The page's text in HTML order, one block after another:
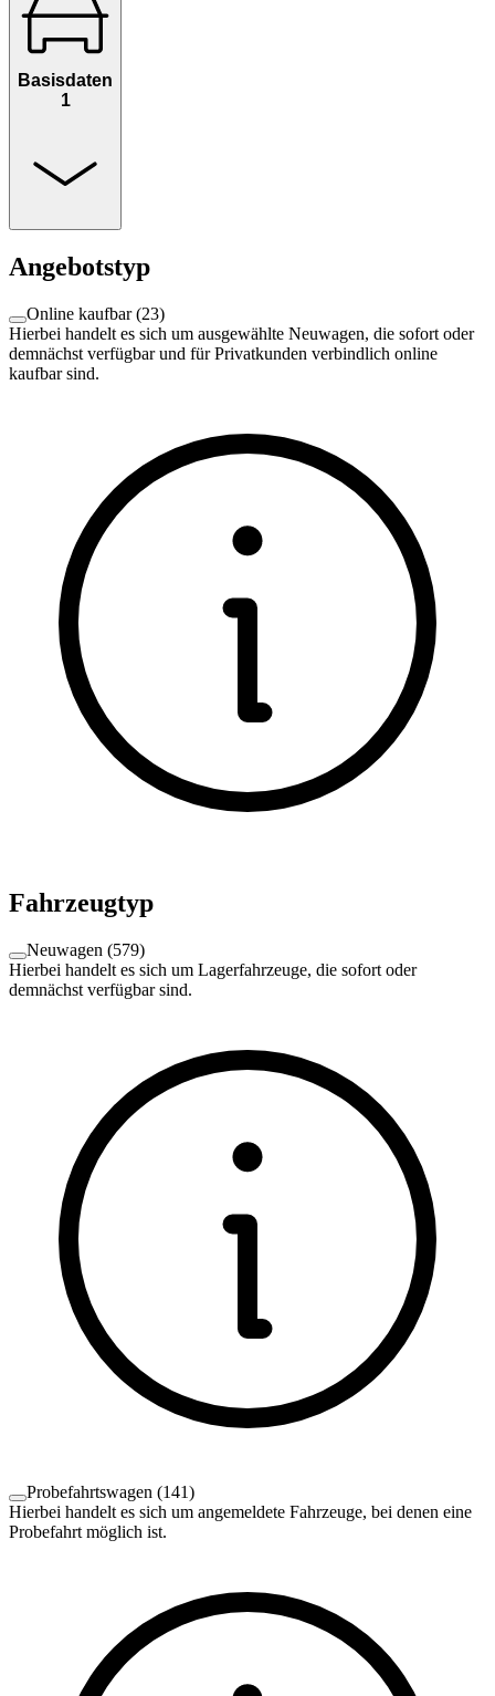
Basisdaten
1
Angebotstyp
Online kaufbar(23)
Hierbei handelt es sich um ausgewählte Neuwagen, die sofort oder
demnächst verfügbar und für Privatkunden verbindlich online
kaufbar sind.
Fahrzeugtyp
Neuwagen (579)
Hierbei handelt es sich um Lagerfahrzeuge, die sofort oder
demnächst verfügbar sind.
Probefahrtswagen (141)
Hierbei handelt es sich um angemeldete Fahrzeuge, bei denen eine
Probefahrt möglich ist.